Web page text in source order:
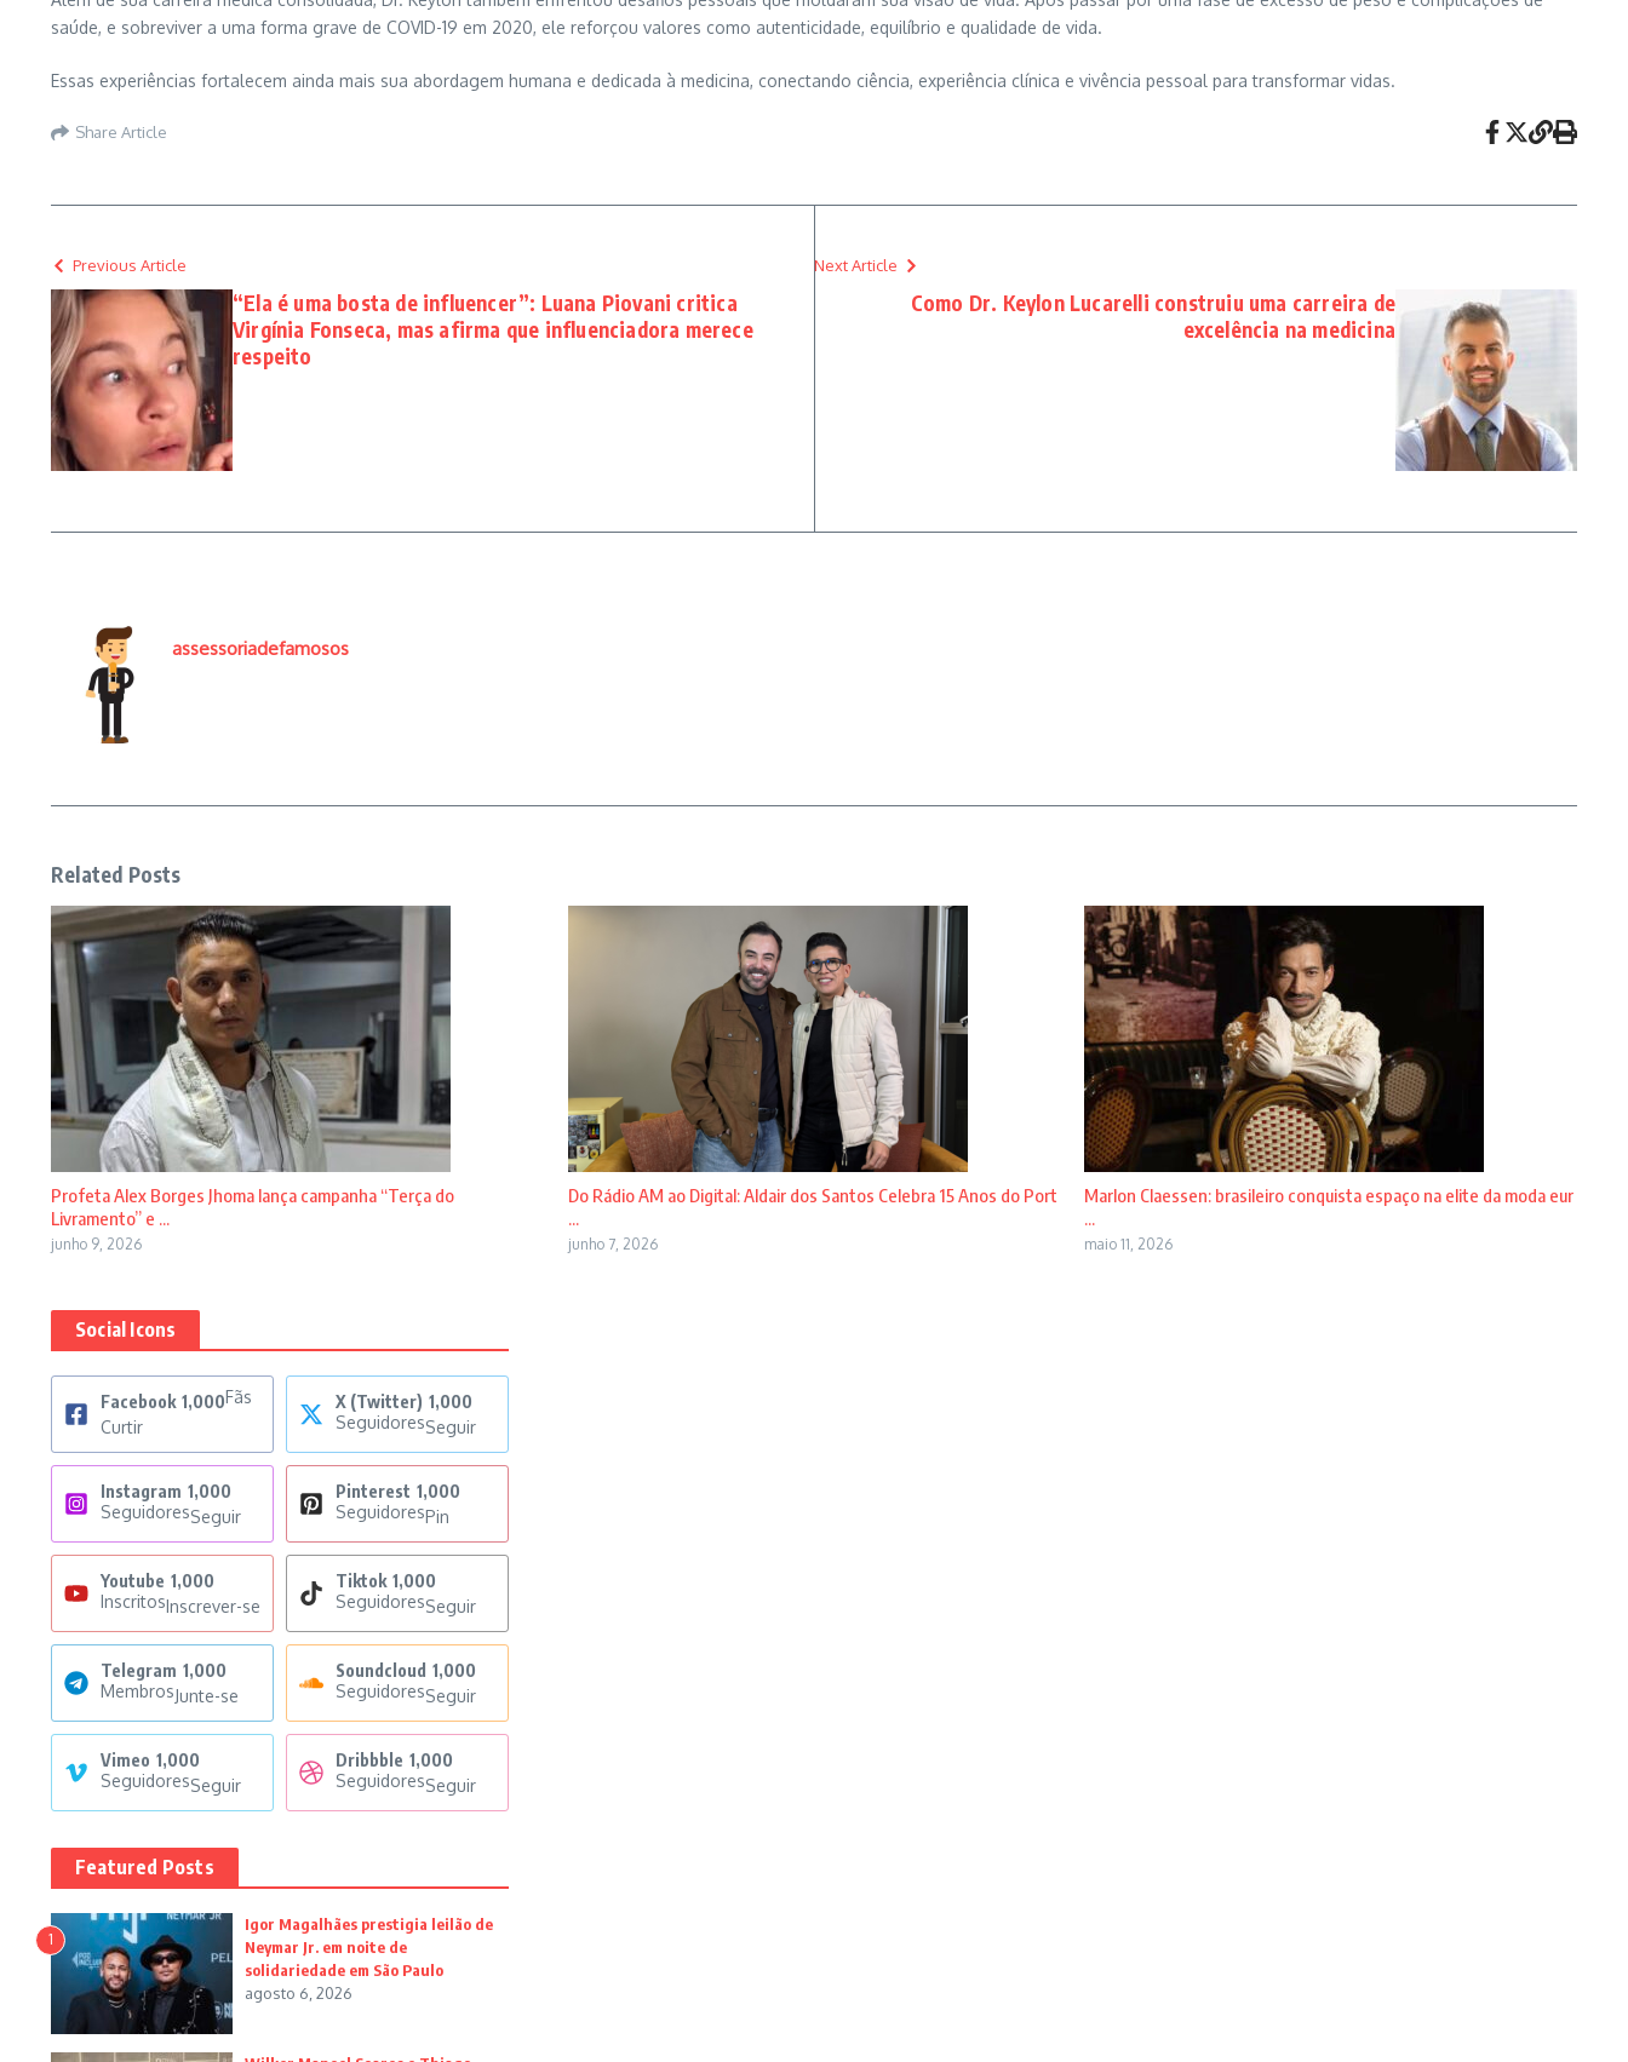
saúde, e sobreviver a uma forma grave de COVID-19 em 2020, ele reforçou valores como autenticidade, equilíbrio e qualidade de vida.
Essas experiências fortalecem ainda mais sua abordagem humana e dedicada à medicina, conectando ciência, experiência clínica e vivência pessoal para transformar vidas.
Share Article
Previous Article
“Ela é uma bosta de influencer”: Luana Piovani critica
Virgínia Fonseca, mas afirma que influenciadora merece
respeito
Next Article
Como Dr. Keylon Lucarelli construiu uma carreira de
excelência na medicina
assessoriadefamosos
Related Posts
Profeta Alex Borges Jhoma lança campanha “Terça do
Livramento” e ...
junho 9, 2026
Do Rádio AM ao Digital: Aldair dos Santos Celebra 15 Anos do Port
...
junho 7, 2026
Marlon Claessen: brasileiro conquista espaço na elite da moda eur
...
maio 11, 2026
Social Icons
Facebook 1,000Fãs
Curtir
X (Twitter) 1,000
SeguidoresSeguir
Instagram 1,000
SeguidoresSeguir
Pinterest 1,000
SeguidoresPin
Youtube 1,000
InscritosInscrever-se
Tiktok 1,000
SeguidoresSeguir
Telegram 1,000
MembrosJunte-se
Soundcloud 1,000
SeguidoresSeguir
Vimeo 1,000
SeguidoresSeguir
Dribbble 1,000
SeguidoresSeguir
Featured Posts
1
Igor Magalhães prestigia leilão de
Neymar Jr. em noite de
solidariedade em São Paulo
agosto 6, 2026